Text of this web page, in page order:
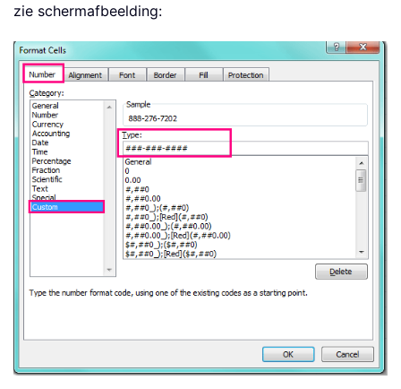
zie schermafbeelding: